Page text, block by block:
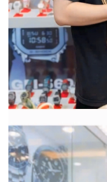
HWATCH
Đồng Hồ Chính
CẢM ƠN QUÝ
HWATCH